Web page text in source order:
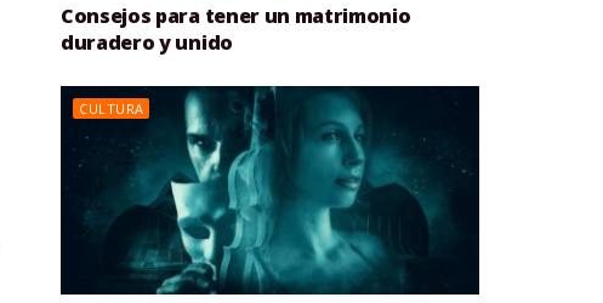
Consejos para tener un matrimonio
duradero y unido
CULTURA